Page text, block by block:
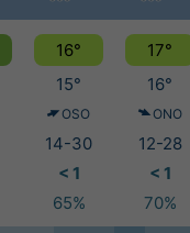
16° 17°
15° 16°
OSO ONO
14-30 12-28
< 1 < 1
65% 70%